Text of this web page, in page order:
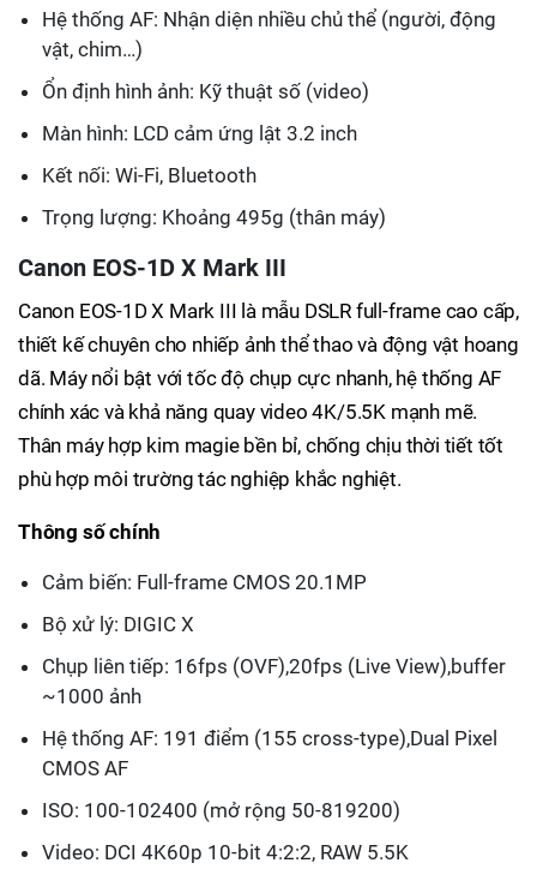
Hệ thống AF: Nhận diện nhiều chủ thể (người, động
vật, chim…)
Ổn định hình ảnh: Kỹ thuật số (video)
Màn hình: LCD cảm ứng lật 3.2 inch
Kết nối: Wi-Fi, Bluetooth
Trọng lượng: Khoảng 495g (thân máy)
Canon EOS-1D X Mark III
Canon EOS-1D X Mark III là mẫu DSLR full-frame cao cấp,
thiết kế chuyên cho nhiếp ảnh thể thao và động vật hoang
dã. Máy nổi bật với tốc độ chụp cực nhanh, hệ thống AF
chính xác và khả năng quay video 4K/5.5K mạnh mẽ.
Thân máy hợp kim magie bền bỉ, chống chịu thời tiết tốt
phù hợp môi trường tác nghiệp khắc nghiệt.
Thông số chính
Cảm biến: Full-frame CMOS 20.1MP
Bộ xử lý: DIGIC X
Chụp liên tiếp: 16fps (OVF),20fps (Live View),buffer
~1000 ảnh
Hệ thống AF: 191 điểm (155 cross-type),Dual Pixel
CMOS AF
ISO: 100-102400 (mở rộng 50-819200)
Video: DCI 4K60p 10-bit 4:2:2, RAW 5.5K